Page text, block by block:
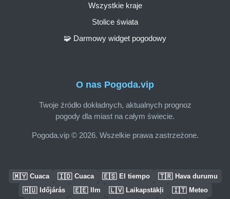
O nas Pogoda.vip
Twoje źródło dokładnych, aktualnych prognoz
pogody dla miast na całym świecie.
Pogoda.vip © 2026. Wszelkie prawa zastrzeżone.
Wszystkie kraje
Stolice świata
🧩 Darmowy widget pogodowy
🇲🇾 Cuaca 🇮🇩 Cuaca 🇪🇸 El tiempo 🇹🇷 Hava durumu
🇭🇺 Időjárás 🇪🇪 Ilm 🇱🇻 Laikapstākļi 🇮🇹 Meteo